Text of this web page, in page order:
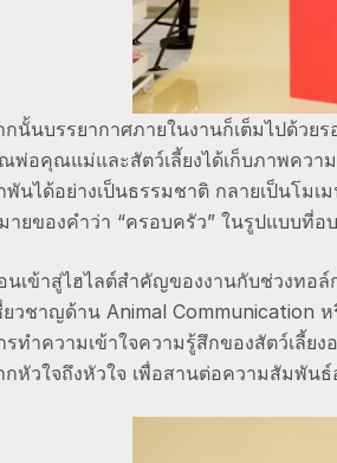
กนั้นบรรยากาศภายในงานก็เต็มไปด้วย
พ่อคุณแม่และสัตว์เลี้ยงได้เก็บภาพควา
พันได้อย่างเป็นธรรมชาติ กลายเป็นโม
ายของคำว่า “ครอบครัว” ในรูปแบบที่อ
นเข้าสู่ไฮไลต์สำคัญของงานกับช่วงทอ
ยวชาญด้าน Animal Communication
รทำความเข้าใจความรู้สึกของสัตว์เลี้ย
กหัวใจถึงหัวใจ เพื่อสานต่อความสัมพั